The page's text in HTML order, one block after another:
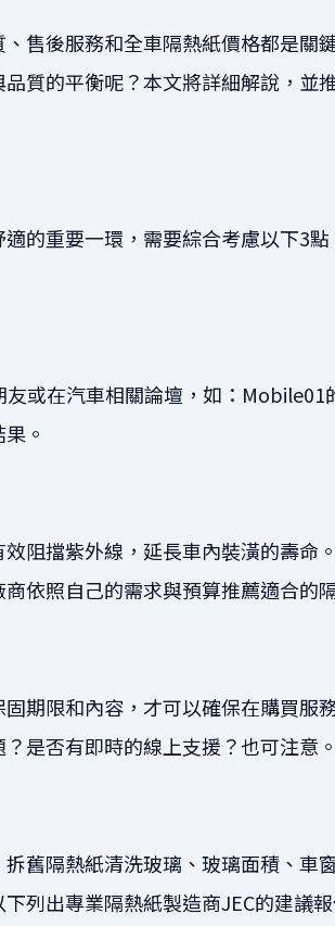
售後服務和全車隔熱紙價格都是關
質的平衡呢？本文將詳細解說，並
的重要一環，需要綜合考慮以下3
或在汽車相關論壇，如：Mobile01
。
阻擋紫外線，延長車內裝潢的壽命
依照自己的需求與預算推薦適合的
期限和內容，才可以確保在購買服
是否有即時的線上支援？也可注意。
舊隔熱紙清洗玻璃、玻璃面積、車
列出專業隔熱紙製造商JEC的建議